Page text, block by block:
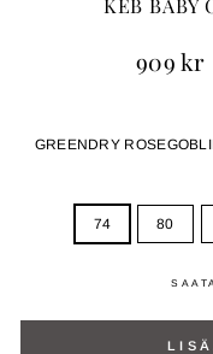
909 kr
GREENDRY ROSE
74 80